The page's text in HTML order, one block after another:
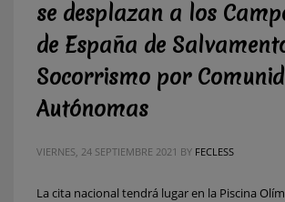
se desplazan a los
de España de
Socorrismo por
Autónomas
VIERNES, 24 SEPTIEMBRE 2021 BY FECLESS
La cita nacional tendrá lugar en la Piscina